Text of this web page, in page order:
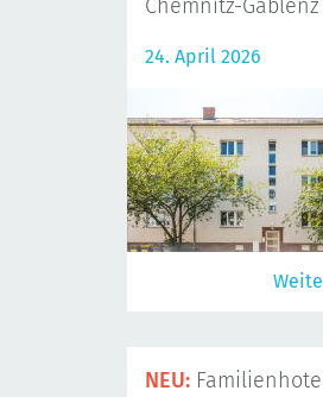
Chemnitz-Gablenz
24. April 2026
NEU: